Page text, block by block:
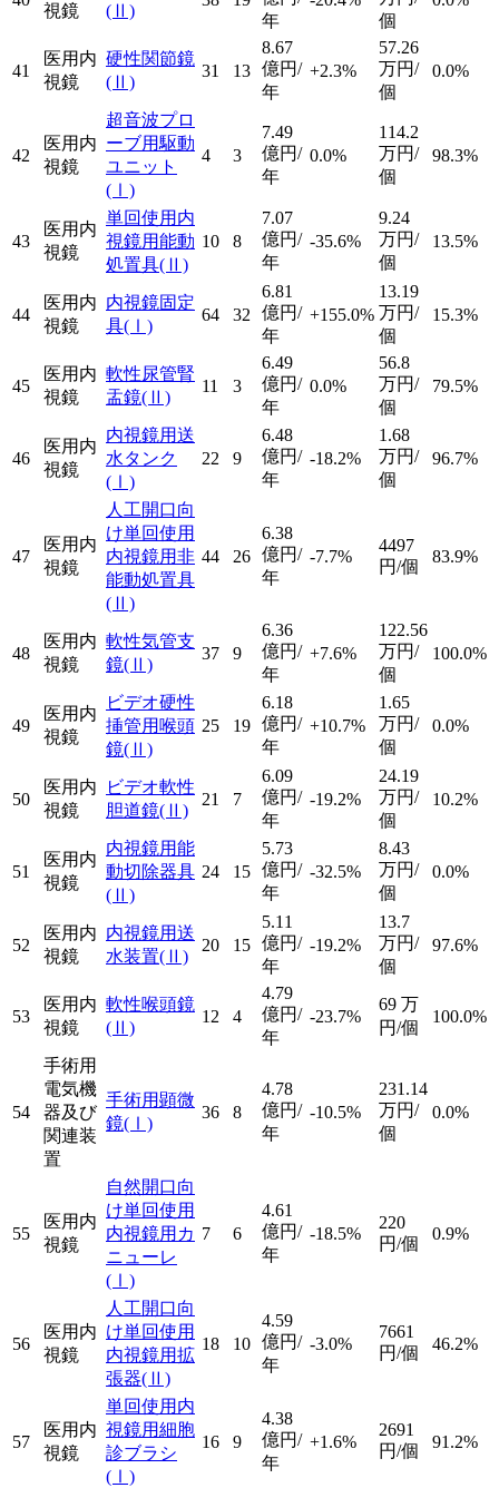
視鏡
(Ⅱ)
年
個
41
医用内
視鏡
硬性関節鏡
(Ⅱ)
31 13
8.67
億円/
年
+2.3%
57.26
万円/
個
0.0%
42
医用内
視鏡
超音波プロ
ーブ用駆動
ユニット
(Ⅰ)
4 3
7.49
億円/
年
0.0%
114.2
万円/
個
98.3%
43
医用内
視鏡
単回使用内
視鏡用能動
処置具(Ⅱ)
10 8
7.07
億円/
年
-35.6%
9.24
万円/
個
13.5%
44
医用内
視鏡
内視鏡固定
具(Ⅰ)
64 32
6.81
億円/
年
+155.0%
13.19
万円/
個
15.3%
45
医用内
視鏡
軟性尿管腎
盂鏡(Ⅱ)
11 3
6.49
億円/
年
0.0%
56.8
万円/
個
79.5%
46
医用内
視鏡
内視鏡用送
水タンク
(Ⅰ)
22 9
6.48
億円/
年
-18.2%
1.68
万円/
個
96.7%
47
医用内
視鏡
人工開口向
け単回使用
内視鏡用非
能動処置具
(Ⅱ)
44 26
6.38
億円/
年
-7.7%
4497
円/個
83.9%
48
医用内
視鏡
軟性気管支
鏡(Ⅱ)
37 9
6.36
億円/
年
+7.6%
122.56
万円/
個
100.0%
49
医用内
視鏡
ビデオ硬性
挿管用喉頭
鏡(Ⅱ)
25 19
6.18
億円/
年
+10.7%
1.65
万円/
個
0.0%
50
医用内
視鏡
ビデオ軟性
胆道鏡(Ⅱ)
21 7
6.09
億円/
年
-19.2%
24.19
万円/
個
10.2%
51
医用内
視鏡
内視鏡用能
動切除器具
(Ⅱ)
24 15
5.73
億円/
年
-32.5%
8.43
万円/
個
0.0%
52
医用内
視鏡
内視鏡用送
水装置(Ⅱ)
20 15
5.11
億円/
年
-19.2%
13.7
万円/
個
97.6%
53
医用内
視鏡
軟性喉頭鏡
(Ⅱ)
12 4
4.79
億円/
年
-23.7%
69 万
円/個
100.0%
54
手術用
電気機
器及び
関連装
置
手術用顕微
鏡(Ⅰ)
36 8
4.78
億円/
年
-10.5%
231.14
万円/
個
0.0%
55
医用内
視鏡
自然開口向
け単回使用
内視鏡用カ
ニューレ
(Ⅰ)
7 6
4.61
億円/
年
-18.5%
220
円/個
0.9%
56
医用内
視鏡
人工開口向
け単回使用
内視鏡用拡
張器(Ⅱ)
18 10
4.59
億円/
年
-3.0%
7661
円/個
46.2%
57
医用内
視鏡
単回使用内
視鏡用細胞
診ブラシ
(Ⅰ)
16 9
4.38
億円/
年
+1.6%
2691
円/個
91.2%